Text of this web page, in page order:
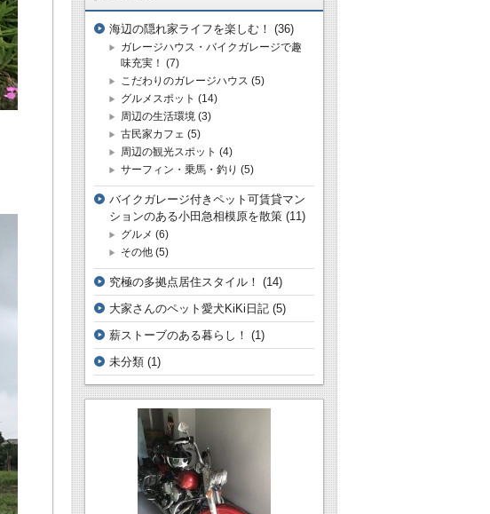
海辺の隠れ家ライフを楽しむ！ (36)
ガレージハウス・バイクガレージで趣
味充実！ (7)
こだわりのガレージハウス (5)
グルメスポット (14)
周辺の生活環境 (3)
古民家カフェ (5)
周辺の観光スポット (4)
サーフィン・乗馬・釣り (5)
バイクガレージ付きペット可賃貸マン
ションのある小田急相模原を散策 (11)
グルメ (6)
その他 (5)
究極の多拠点居住スタイル！ (14)
大家さんのペット愛犬KiKi日記 (5)
薪ストーブのある暮らし！ (1)
未分類 (1)